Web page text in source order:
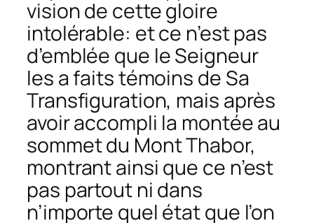
vision de cette gloire
intolérable: et ce n’est pas
d’emblée que le Seigneur
les a faits témoins de Sa
Transfiguration, mais après
avoir accompli la montée au
sommet du Mont Thabor,
montrant ainsi que ce n’est
pas partout ni dans
n’importe quel état que l’on